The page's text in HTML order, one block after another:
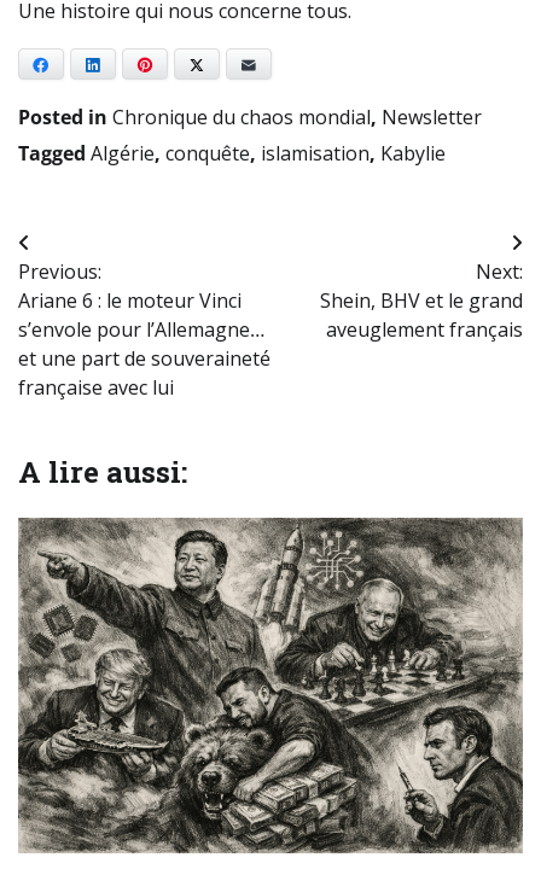
Une histoire qui nous concerne tous.
Facebook LinkedIn Pinterest
Posted in Chronique du chaos mondial, Newsletter
Tagged Algérie, conquête, islamisation, Kabylie
Navigation
de
l’article
Previous:
Ariane 6 : le moteur Vinci
s’envole pour l’Allemagne…
et une part de souveraineté
française avec lui
Next:
Shein, BHV et le grand
aveuglement français
A lire aussi: